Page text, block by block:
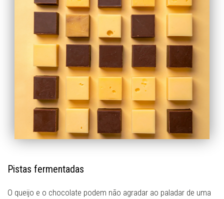
Pistas fermentadas
O queijo e o chocolate podem não agradar ao paladar de uma